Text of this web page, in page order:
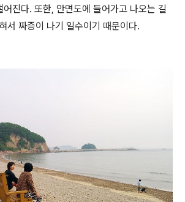
진다. 또한, 안면도에 들어가고 나오는 길
서 짜증이 나기 일수이기 때문이다.